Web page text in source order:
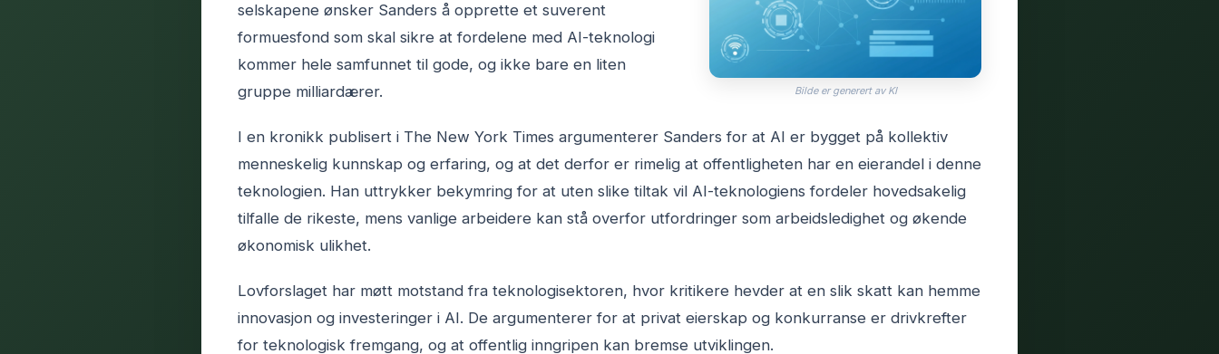
Bilde er generert av KI
selskapene ønsker Sanders å opprette et suverent
formuesfond som skal sikre at fordelene med AI-teknologi
kommer hele samfunnet til gode, og ikke bare en liten
gruppe milliardærer.
I en kronikk publisert i The New York Times argumenterer Sanders for at AI er bygget på kollektiv
menneskelig kunnskap og erfaring, og at det derfor er rimelig at offentligheten har en eierandel i denne
teknologien. Han uttrykker bekymring for at uten slike tiltak vil AI-teknologiens fordeler hovedsakelig
tilfalle de rikeste, mens vanlige arbeidere kan stå overfor utfordringer som arbeidsledighet og økende
økonomisk ulikhet.
Lovforslaget har møtt motstand fra teknologisektoren, hvor kritikere hevder at en slik skatt kan hemme
innovasjon og investeringer i AI. De argumenterer for at privat eierskap og konkurranse er drivkrefter
for teknologisk fremgang, og at offentlig inngripen kan bremse utviklingen.